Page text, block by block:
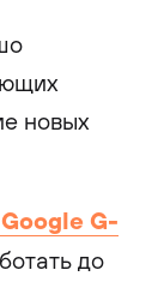
новых
Google G-
до